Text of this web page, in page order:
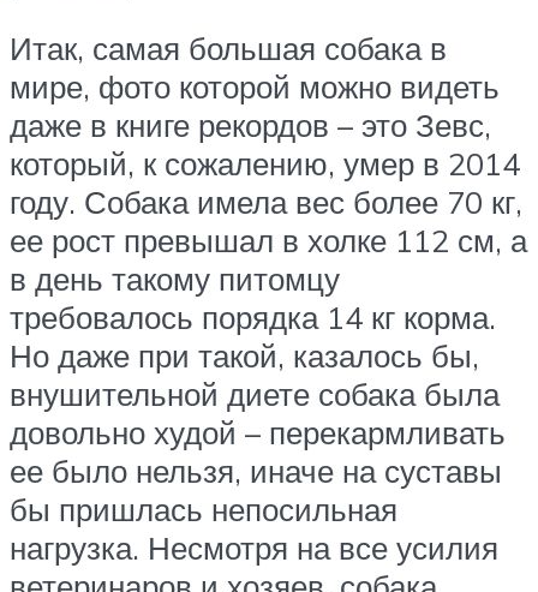
Итак, самая большая собака в
мире, фото которой можно видеть
даже в книге рекордов – это Зевс,
который, к сожалению, умер в 2014
году. Собака имела вес более 70 кг,
ее рост превышал в холке 112 см, а
в день такому питомцу
требовалось порядка 14 кг корма.
Но даже при такой, казалось бы,
внушительной диете собака была
довольно худой – перекармливать
ее было нельзя, иначе на суставы
бы пришлась непосильная
нагрузка. Несмотря на все усилия